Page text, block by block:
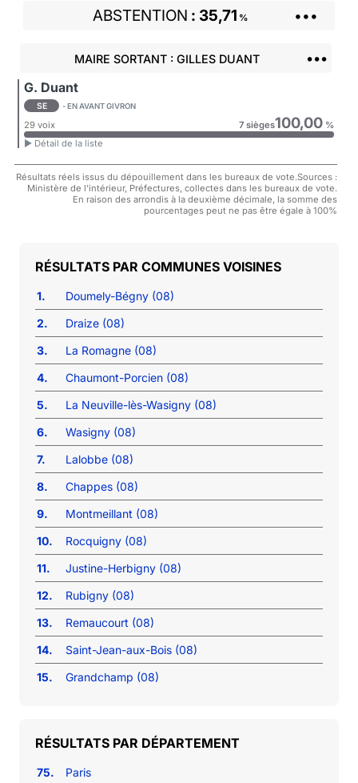
ABSTENTION 35,71 % •••
MAIRE SORTANT : GILLES DUANT •••
G. Duant
SE - EN AVANT GIVRON
29 voix 7 sièges100,00%
► Détail de la liste
Résultats réels issus du dépouillement dans les bureaux de vote.Sources :
Ministère de l'intérieur, Préfectures, collectes dans les bureaux de vote.
En raison des arrondis à la deuxième décimale, la somme des
pourcentages peut ne pas être égale à 100%
COMMUNES VOISINES
1.
Doumely-Bégny (08)
2.
Draize (08)
3.
La Romagne (08)
4.
Chaumont-Porcien (08)
5.
La Neuville-lès-Wasigny (08)
6.
Wasigny (08)
7.
Lalobbe (08)
8.
Chappes (08)
9.
Montmeillant (08)
10.
Rocquigny (08)
11.
Justine-Herbigny (08)
12.
Rubigny (08)
13.
Remaucourt (08)
14.
Saint-Jean-aux-Bois (08)
15.
Grandchamp (08)
RÉSULTATS PAR DÉPARTEMENT
75.
Paris